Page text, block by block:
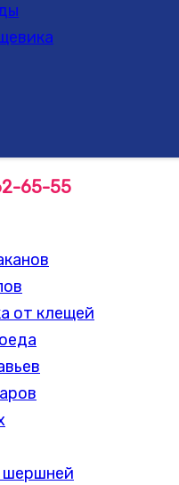
65-55
от клещей
шершней